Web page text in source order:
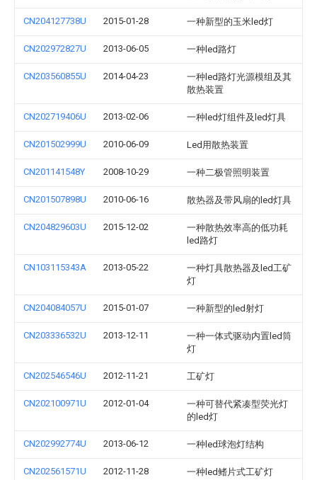
CN204127738U 2015-01-28 一种新型的玉米led灯
CN202972827U 2013-06-05 一种led路灯
CN203560855U 2014-04-23
一种led路灯光源模组及其
散热装置
CN202719406U 2013-02-06 一种led灯组件及led灯具
CN201502999U 2010-06-09 Led用散热装置
CN201141548Y 2008-10-29 一种二极管照明装置
CN201507898U 2010-06-16 散热器及带风扇的led灯具
CN204829603U 2015-12-02
一种散热效率高的低功耗
led路灯
CN103115343A 2013-05-22
一种灯具散热器及led工矿
灯
CN204084057U 2015-01-07 一种新型的led射灯
CN203336532U 2013-12-11
一种一体式驱动内置led筒
灯
CN202546546U 2012-11-21 工矿灯
CN202100971U 2012-01-04
一种可替代紧凑型荧光灯
的led灯
CN202992774U 2013-06-12 一种led球泡灯结构
CN202561571U 2012-11-28 一种led鳍片式工矿灯